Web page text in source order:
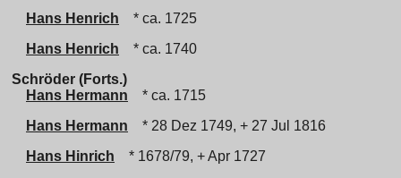
Hans Henrich
* ca. 1725
Hans Henrich
* ca. 1740
Schröder (Forts.)
Hans Hermann
* ca. 1715
Hans Hermann
* 28 Dez 1749, + 27 Jul 1816
Hans Hinrich
* 1678/79, + Apr 1727